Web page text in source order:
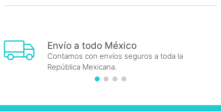
Envío a todo México
Contamos con envíos seguros a toda la
República Mexicana.